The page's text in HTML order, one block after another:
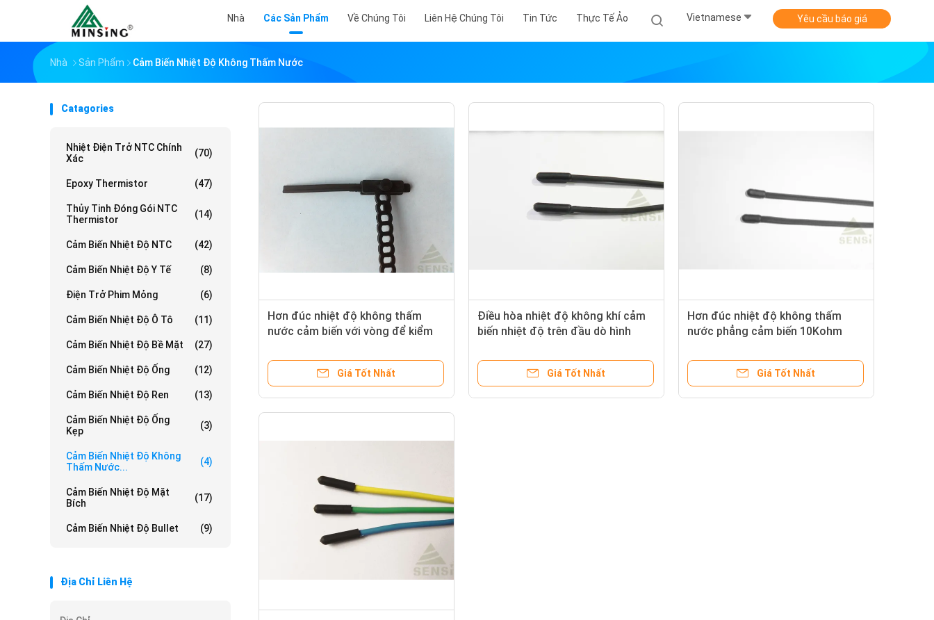
Nhà Các Sản Phẩm Về Chúng Tôi Liên Hệ Chúng Tôi Tin Tức Thực Tế Ảo Vietnamese Yêu cầu báo giá
Nhà Sản Phẩm Cảm Biến Nhiệt Độ Không Thấm Nước
Catagories
Nhiệt Điện Trở NTC Chính
Xác
(70)
Epoxy Thermistor (47)
Thủy Tinh Đóng Gói NTC
Thermistor
(14)
Cảm Biến Nhiệt Độ NTC (42)
Cảm Biến Nhiệt Độ Y Tế (8)
Điện Trở Phim Mỏng (6)
Cảm Biến Nhiệt Độ Ô Tô (11)
Cảm Biến Nhiệt Độ Bề Mặt (27)
Cảm Biến Nhiệt Độ Ống (12)
Cảm Biến Nhiệt Độ Ren (13)
Cảm Biến Nhiệt Độ Ống
Kẹp
(3)
Cảm Biến Nhiệt Độ Không
Thấm Nước...
(4)
Cảm Biến Nhiệt Độ Mặt
Bích
(17)
Cảm Biến Nhiệt Độ Bullet (9)
Địa Chỉ Liên Hệ
Hơn đúc nhiệt độ không thấm
nước cảm biến với vòng để kiểm
Giá Tốt Nhất
Điều hòa nhiệt độ không khí cảm
biến nhiệt độ trên đầu dò hình
Giá Tốt Nhất
Hơn đúc nhiệt độ không thấm
nước phẳng cảm biến 10Kohm
Giá Tốt Nhất